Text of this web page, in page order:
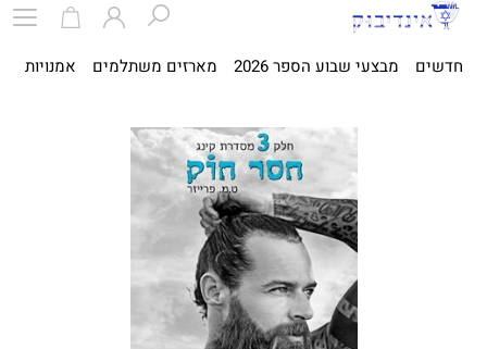
חדשים מבצעי שבוע הספר 2026 מארזים משתלמים אמנויות